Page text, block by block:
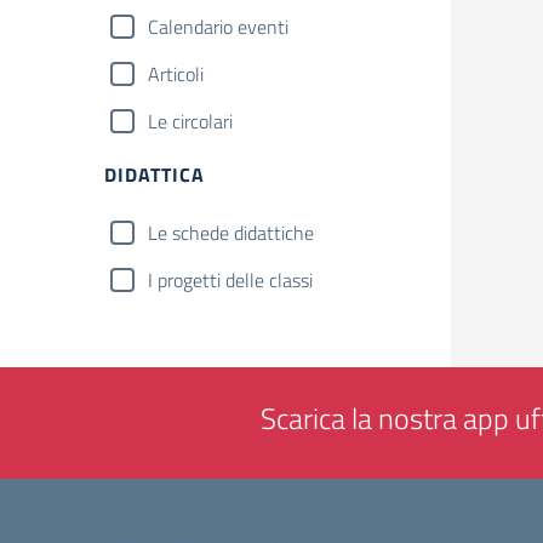
Calendario eventi
Articoli
Le circolari
DIDATTICA
Le schede didattiche
I progetti delle classi
Scarica la nostra app